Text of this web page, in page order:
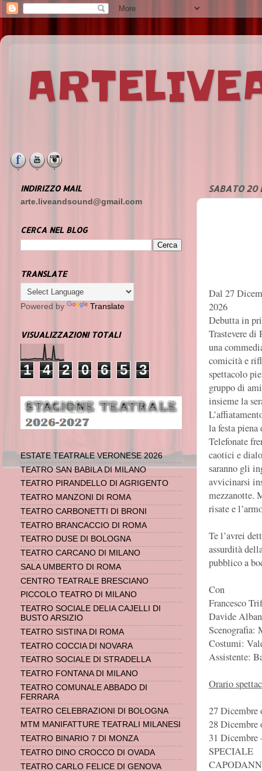
SABATO 20
Dal 27
2026
Debutta in
Trastevere di
una
comicità e
spettacolo
gruppo di
insieme la
la festa piena
Telefonate
caotici e
saranno gli
avvicinarsi
mezzanotte.
risate e
Te l’avrei
assurdità
pubblico a
Con
Francesco
Davide
Scenografia:
Costumi:
Assistente:
Orario
27 Dicembre
28 Dicembre
31 Dicembre
SPECIALE
INDIRIZZO MAIL
arte.liveandsound@gmail.com
CERCA NEL BLOG
TRANSLATE
Powered by Translate
VISUALIZZAZIONI TOTALI
1 4 2 0 6 5 3
ESTATE TEATRALE VERONESE 2026
TEATRO SAN BABILA DI MILANO
TEATRO PIRANDELLO DI AGRIGENTO
TEATRO MANZONI DI ROMA
TEATRO CARBONETTI DI BRONI
TEATRO BRANCACCIO DI ROMA
TEATRO DUSE DI BOLOGNA
TEATRO CARCANO DI MILANO
SALA UMBERTO DI ROMA
CENTRO TEATRALE BRESCIANO
PICCOLO TEATRO DI MILANO
TEATRO SOCIALE DELIA CAJELLI DI
BUSTO ARSIZIO
TEATRO SISTINA DI ROMA
TEATRO COCCIA DI NOVARA
TEATRO SOCIALE DI STRADELLA
TEATRO FONTANA DI MILANO
TEATRO COMUNALE ABBADO DI
FERRARA
TEATRO CELEBRAZIONI DI BOLOGNA
MTM MANIFATTURE TEATRALI MILANESI
TEATRO BINARIO 7 DI MONZA
TEATRO DINO CROCCO DI OVADA
TEATRO CARLO FELICE DI GENOVA